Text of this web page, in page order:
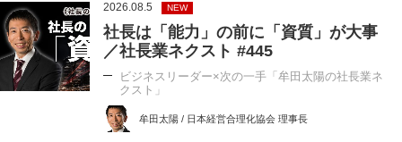
2026.08.5 NEW
社長は「能力」の前に「資質」が大事
／社長業ネクスト #445
ビジネスリーダー×次の一手「牟田太陽の社長業ネ
クスト」
牟田太陽 / 日本経営合理化協会 理事長